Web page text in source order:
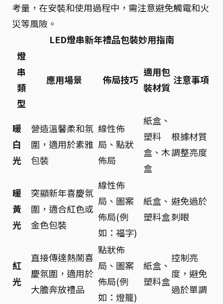
考量，在安裝和使用過程中，需注意避免觸電和火
災等風險。
LED燈串新年禮品包裝妙用指南
燈
串
類
型
應用場景 佈局技巧
適用包
裝材質
注意事項
暖
白
光
營造溫馨柔和氛
圍，適用於素雅
包裝
線性佈
局、點狀
佈局
紙盒、
塑料
盒、木
盒
根據材質
調整亮度
暖
黃
光
突顯新年喜慶氛
圍，適合紅色或
金色包裝
線性佈
局、圖案
佈局(例
如：福字)
紙盒、
塑料盒
避免過於
刺眼
紅
光
直接傳達熱鬧喜
慶氛圍，適用於
大膽奔放禮品
點狀佈
局、圖案
佈局(例
如：燈籠)
紙盒、
塑料盒
控制亮
度，避免
過於單調